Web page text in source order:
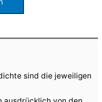
sind die jeweiligen